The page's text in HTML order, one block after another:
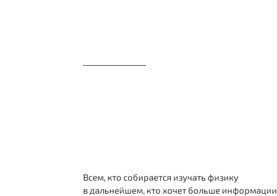
Всем, кто собирается изучать физику
в дальнейшем, кто хочет больше информации